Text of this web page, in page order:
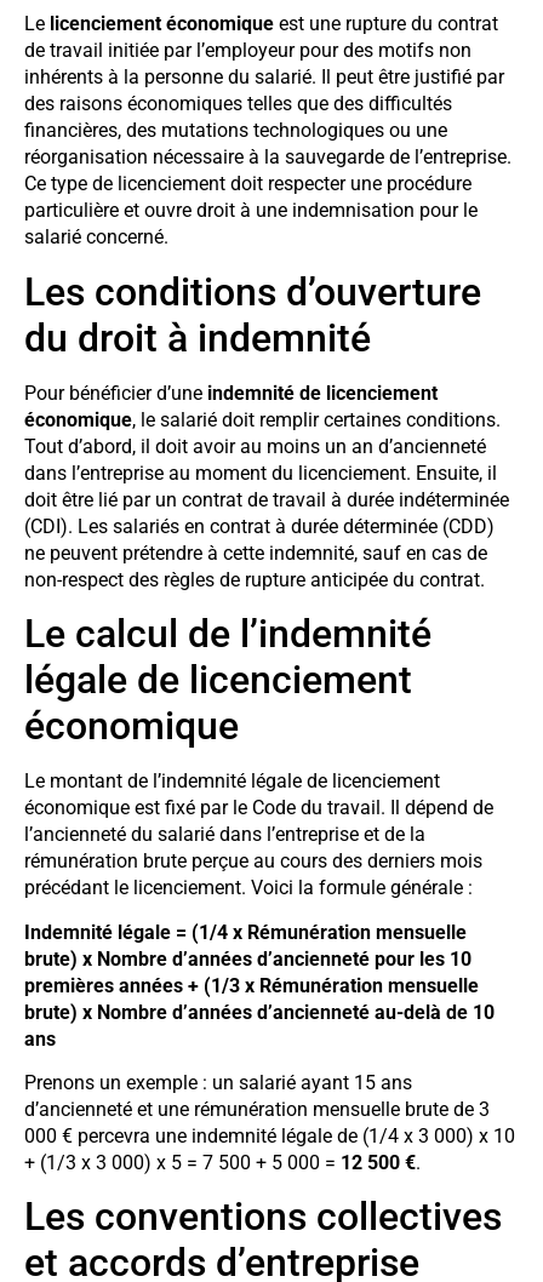
Le licenciement économique est une rupture du contrat
de travail initiée par l’employeur pour des motifs non
inhérents à la personne du salarié. Il peut être justifié par
des raisons économiques telles que des difficultés
financières, des mutations technologiques ou une
réorganisation nécessaire à la sauvegarde de l’entreprise.
Ce type de licenciement doit respecter une procédure
particulière et ouvre droit à une indemnisation pour le
salarié concerné.
Les conditions d’ouverture
du droit à indemnité
Pour bénéficier d’une indemnité de licenciement
économique, le salarié doit remplir certaines conditions.
Tout d’abord, il doit avoir au moins un an d’ancienneté
dans l’entreprise au moment du licenciement. Ensuite, il
doit être lié par un contrat de travail à durée indéterminée
(CDI). Les salariés en contrat à durée déterminée (CDD)
ne peuvent prétendre à cette indemnité, sauf en cas de
non-respect des règles de rupture anticipée du contrat.
Le calcul de l’indemnité
légale de licenciement
économique
Le montant de l’indemnité légale de licenciement
économique est fixé par le Code du travail. Il dépend de
l’ancienneté du salarié dans l’entreprise et de la
rémunération brute perçue au cours des derniers mois
précédant le licenciement. Voici la formule générale :
Indemnité légale = (1/4 x Rémunération mensuelle
brute) x Nombre d’années d’ancienneté pour les 10
premières années + (1/3 x Rémunération mensuelle
brute) x Nombre d’années d’ancienneté au-delà de 10
ans
Prenons un exemple : un salarié ayant 15 ans
d’ancienneté et une rémunération mensuelle brute de 3
000 € percevra une indemnité légale de (1/4 x 3 000) x 10
+ (1/3 x 3 000) x 5 = 7 500 + 5 000 = 12 500 €.
Les conventions collectives
et accords d’entreprise